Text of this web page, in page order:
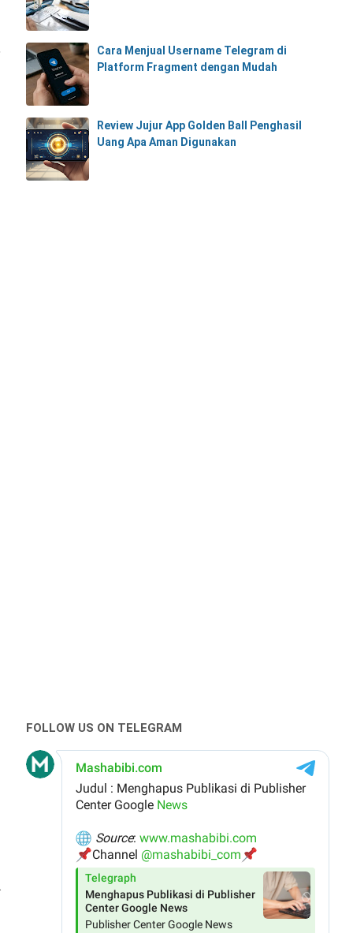
Cara Menjual Username Telegram di
Platform Fragment dengan Mudah
Review Jujur App Golden Ball Penghasil
Uang Apa Aman Digunakan
FOLLOW US ON TELEGRAM